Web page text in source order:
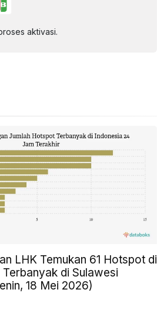
aktivasi.
LHK Temukan 61 Hotspot di
Terbanyak di Sulawesi
18 Mei 2026)